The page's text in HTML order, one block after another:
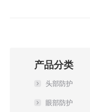
产品分类
头部防护
眼部防护